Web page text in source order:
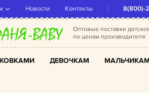
Оптовые поставки
по ценам производителя
ДЕВОЧКАМ МАЛЬЧИКАМ
8(800)-
Новости Контакты